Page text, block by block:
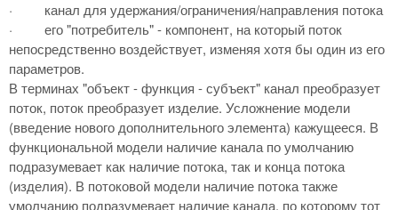
·
канал для удержания/ограничения/направления потока
·
его "потребитель" - компонент, на который поток
непосредственно воздействует, изменяя хотя бы один из его
параметров.
В терминах "объект - функция - субъект" канал преобразует
поток, поток преобразует изделие. Усложнение модели
(введение нового дополнительного элемента) кажущееся. В
функциональной модели наличие канала по умолчанию
подразумевает как наличие потока, так и конца потока
(изделия). В потоковой модели наличие потока также
умолчанию подразумевает наличие канала, по которому тот